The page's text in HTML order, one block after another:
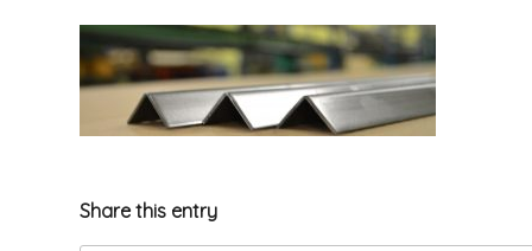
Share this entry